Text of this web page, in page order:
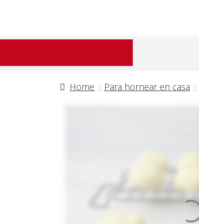
Home Para hornear en casa